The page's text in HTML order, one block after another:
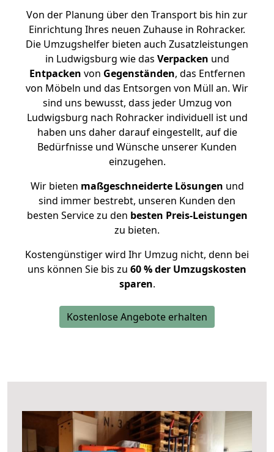
Von der Planung über den Transport bis hin zur
Einrichtung Ihres neuen Zuhause in Rohracker.
Die Umzugshelfer bieten auch Zusatzleistungen
in Ludwigsburg wie das Verpacken und
Entpacken von Gegenständen, das Entfernen
von Möbeln und das Entsorgen von Müll an. Wir
sind uns bewusst, dass jeder Umzug von
Ludwigsburg nach Rohracker individuell ist und
haben uns daher darauf eingestellt, auf die
Bedürfnisse und Wünsche unserer Kunden
einzugehen.
Wir bieten maßgeschneiderte Lösungen und
sind immer bestrebt, unseren Kunden den
besten Service zu den besten Preis-Leistungen
zu bieten.
Kostengünstiger wird Ihr Umzug nicht, denn bei
uns können Sie bis zu 60 % der Umzugskosten
sparen.
Kostenlose Angebote erhalten